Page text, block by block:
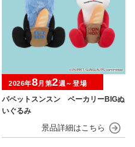
パペットスンスン ベーカリーBIGぬ
いぐるみ
2026年8月第2週～登場